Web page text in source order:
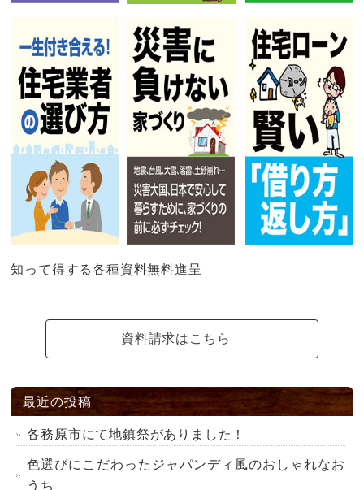
知って得する各種資料無料進呈
資料請求はこちら
最近の投稿
各務原市にて地鎮祭がありました！
色選びにこだわったジャパンディ風のおしゃれなお
うち